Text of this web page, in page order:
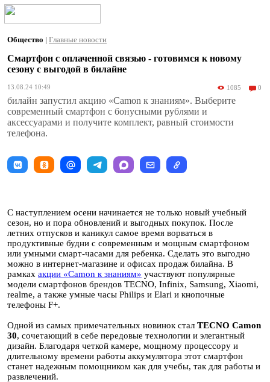
Общество | Главные новости
Смартфон с оплаченной связью - готовимся к новому
сезону с выгодой в билайне
13.08.24 10:49 1085 0
билайн запустил акцию «Camon к знаниям». Выберите
современный смартфон с бонусными рублями и
аксессуарами и получите комплект, равный стоимости
телефона.
С наступлением осени начинается не только новый учебный
сезон, но и пора обновлений и выгодных покупок. После
летних отпусков и каникул самое время ворваться в
продуктивные будни с современным и мощным смартфоном
или умными смарт-часами для ребенка. Сделать это выгодно
можно в интернет-магазине и офисах продаж билайна. В
рамках акции «Camon к знаниям» участвуют популярные
модели смартфонов брендов TECNO, Infinix, Samsung, Xiaomi,
realme, а также умные часы Philips и Elari и кнопочные
телефоны F+.
Одной из самых примечательных новинок стал TECNO Camon
30, сочетающий в себе передовые технологии и элегантный
дизайн. Благодаря четкой камере, мощному процессору и
длительному времени работы аккумулятора этот смартфон
станет надежным помощником как для учебы, так для работы и
развлечений.